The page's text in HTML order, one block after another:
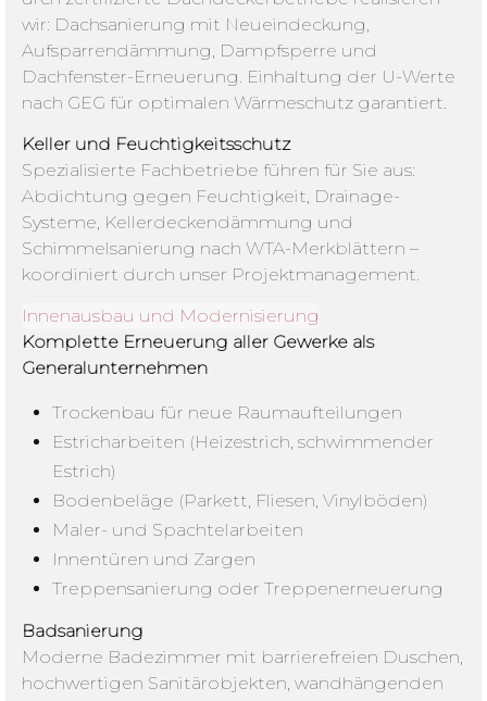
wir: Dachsanierung mit Neueindeckung,
Aufsparrendämmung, Dampfsperre und
Dachfenster-Erneuerung. Einhaltung der U-Werte
nach GEG für optimalen Wärmeschutz garantiert.
Keller und Feuchtigkeitsschutz
Spezialisierte Fachbetriebe führen für Sie aus:
Abdichtung gegen Feuchtigkeit, Drainage-
Systeme, Kellerdeckendämmung und
Schimmelsanierung nach WTA-Merkblättern –
koordiniert durch unser Projektmanagement.
Innenausbau und Modernisierung
Komplette Erneuerung aller Gewerke als
Generalunternehmen
Trockenbau für neue Raumaufteilungen
Estricharbeiten (Heizestrich, schwimmender
Estrich)
Bodenbeläge (Parkett, Fliesen, Vinylböden)
Maler- und Spachtelarbeiten
Innentüren und Zargen
Treppensanierung oder Treppenerneuerung
Badsanierung
Moderne Badezimmer mit barrierefreien Duschen,
hochwertigen Sanitärobjekten, wandhängenden